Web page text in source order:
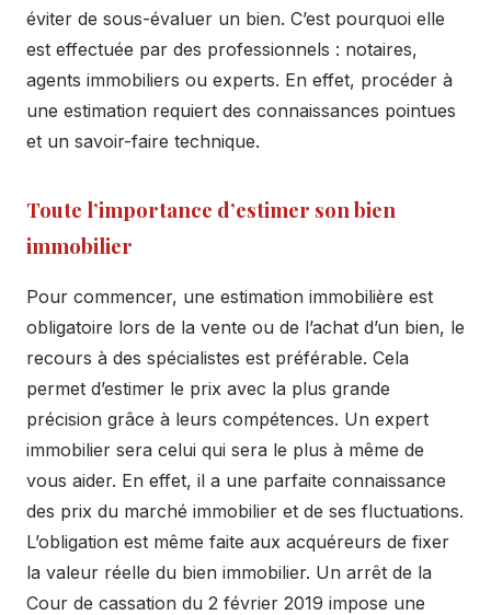
éviter de sous-évaluer un bien. C’est pourquoi elle
est effectuée par des professionnels : notaires,
agents immobiliers ou experts. En effet, procéder à
une estimation requiert des connaissances pointues
et un savoir-faire technique.
Toute l’importance d’estimer son bien
immobilier
Pour commencer, une estimation immobilière est
obligatoire lors de la vente ou de l’achat d’un bien, le
recours à des spécialistes est préférable. Cela
permet d’estimer le prix avec la plus grande
précision grâce à leurs compétences. Un expert
immobilier sera celui qui sera le plus à même de
vous aider. En effet, il a une parfaite connaissance
des prix du marché immobilier et de ses fluctuations.
L’obligation est même faite aux acquéreurs de fixer
la valeur réelle du bien immobilier. Un arrêt de la
Cour de cassation du 2 février 2019 impose une